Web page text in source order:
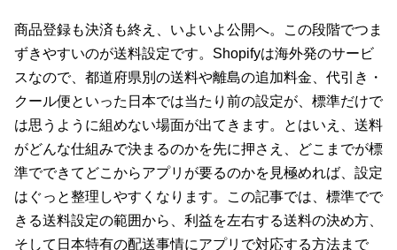
商品登録も決済も終え、いよいよ公開へ。この段階でつま
ずきやすいのが送料設定です。Shopifyは海外発のサービ
スなので、都道府県別の送料や離島の追加料金、代引き・
クール便といった日本では当たり前の設定が、標準だけで
は思うように組めない場面が出てきます。とはいえ、送料
がどんな仕組みで決まるのかを先に押さえ、どこまでが標
準でできてどこからアプリが要るのかを見極めれば、設定
はぐっと整理しやすくなります。この記事では、標準でで
きる送料設定の範囲から、利益を左右する送料の決め方、
そして日本特有の配送事情にアプリで対応する方法まで